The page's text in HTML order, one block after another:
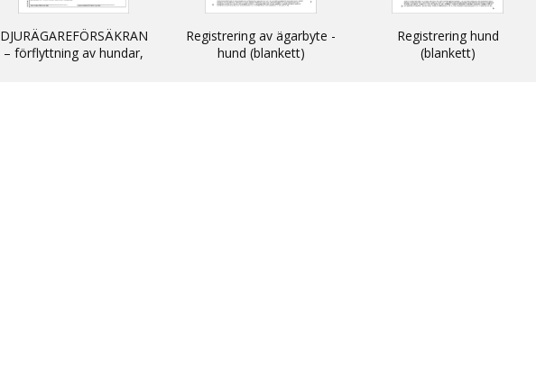
DJURÄGAREFÖRSÄKRAN
– förflyttning av hundar,
Registrering av ägarbyte -
hund (blankett)
Registrering hund
(blankett)